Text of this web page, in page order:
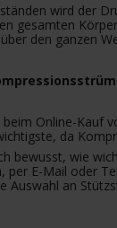
wird der
gesamten
den ganzen
beim Online-Kauf
da
bewusst, wie
per E-Mail oder
Auswahl an